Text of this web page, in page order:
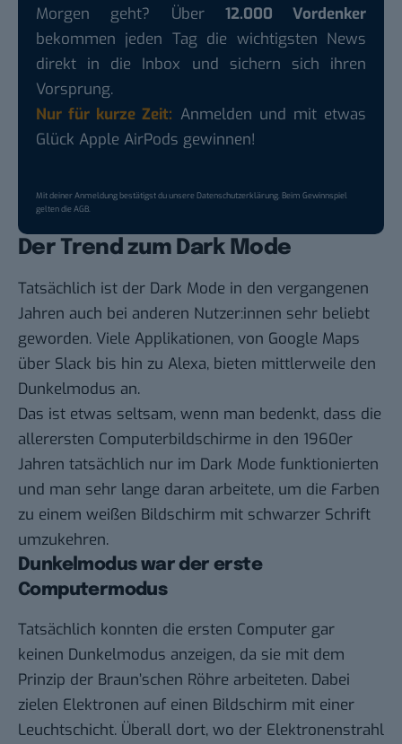
Morgen geht? Über 12.000 Vordenker
bekommen jeden Tag die wichtigsten News
direkt in die Inbox und sichern sich ihren
Vorsprung.
Nur für kurze Zeit: Anmelden und mit etwas
Glück Apple AirPods gewinnen!
Mit deiner Anmeldung bestätigst du unsereDatenschutzerklärung. Beim Gewinnspiel
gelten dieAGB.
Der Trend zum Dark Mode
Tatsächlich ist der Dark Mode in den vergangenen
Jahren auch bei anderen Nutzer:innen sehr beliebt
geworden. Viele Applikationen, von Google Maps
über Slack bis hin zu Alexa, bieten mittlerweile den
Dunkelmodus an.
Das ist etwas seltsam, wenn man bedenkt, dass die
allerersten Computerbildschirme in den 1960er
Jahren tatsächlich nur im Dark Mode funktionierten
und man sehr lange daran arbeitete, um die Farben
zu einem weißen Bildschirm mit schwarzer Schrift
umzukehren.
Dunkelmodus war der erste
Computermodus
Tatsächlich konnten die ersten Computer gar
keinen Dunkelmodus anzeigen, da sie mit dem
Prinzip der Braun’schen Röhre arbeiteten. Dabei
zielen Elektronen auf einen Bildschirm mit einer
Leuchtschicht. Überall dort, wo der Elektronenstrahl